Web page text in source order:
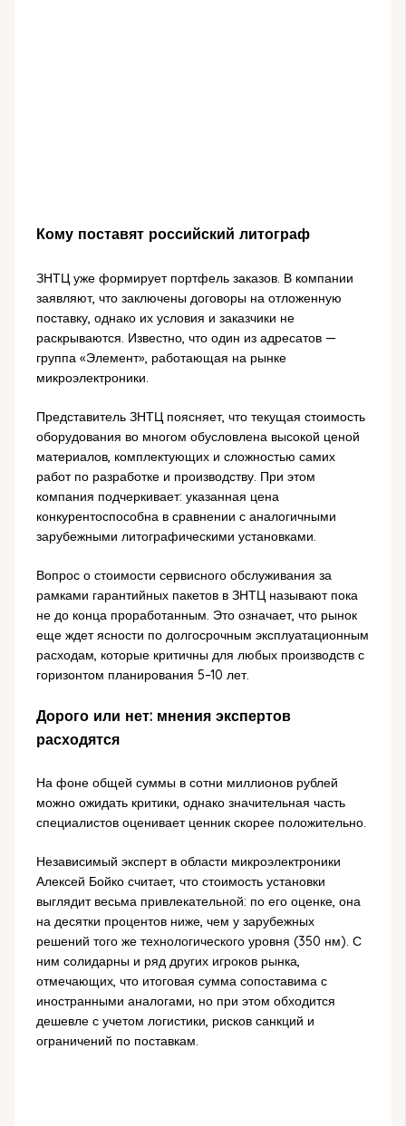
Кому поставят российский литограф
ЗНТЦ уже формирует портфель заказов. В компании
заявляют, что заключены договоры на отложенную
поставку, однако их условия и заказчики не
раскрываются. Известно, что один из адресатов —
группа «Элемент», работающая на рынке
микроэлектроники.
Представитель ЗНТЦ поясняет, что текущая стоимость
оборудования во многом обусловлена высокой ценой
материалов, комплектующих и сложностью самих
работ по разработке и производству. При этом
компания подчеркивает: указанная цена
конкурентоспособна в сравнении с аналогичными
зарубежными литографическими установками.
Вопрос о стоимости сервисного обслуживания за
рамками гарантийных пакетов в ЗНТЦ называют пока
не до конца проработанным. Это означает, что рынок
еще ждет ясности по долгосрочным эксплуатационным
расходам, которые критичны для любых производств с
горизонтом планирования 5–10 лет.
Дорого или нет: мнения экспертов
расходятся
На фоне общей суммы в сотни миллионов рублей
можно ожидать критики, однако значительная часть
специалистов оценивает ценник скорее положительно.
Независимый эксперт в области микроэлектроники
Алексей Бойко считает, что стоимость установки
выглядит весьма привлекательной: по его оценке, она
на десятки процентов ниже, чем у зарубежных
решений того же технологического уровня (350 нм). С
ним солидарны и ряд других игроков рынка,
отмечающих, что итоговая сумма сопоставима с
иностранными аналогами, но при этом обходится
дешевле с учетом логистики, рисков санкций и
ограничений по поставкам.